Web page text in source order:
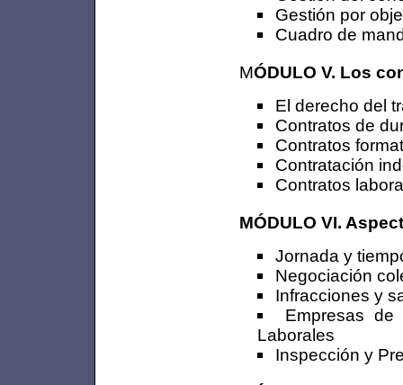
Gestión por
Cuadro de
MÓDULO V. Los
El derecho del
Contratos de
Contratos
Contratación
Contratos
MÓDULO VI.
Jornada y
Negociación
Infracciones y
Empresas de
Laborales
Inspección y